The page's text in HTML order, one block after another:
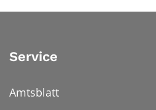
Service
Amtsblatt